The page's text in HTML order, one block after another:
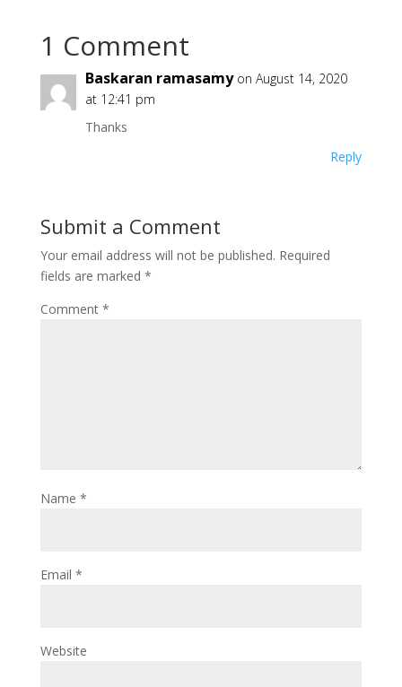
1 Comment
Baskaran ramasamy on August 14, 2020
at 12:41 pm
Thanks
Reply
Submit a Comment
Your email address will not be published. Required
fields are marked *
Comment *
Name *
Email *
Website